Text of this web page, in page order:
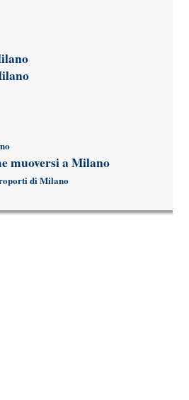
muoversi a Milano
di Milano